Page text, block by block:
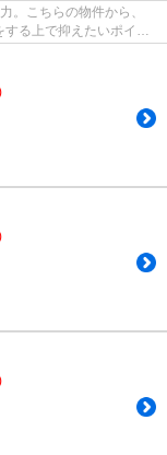
。こちらの物件から、
る上で抑えたいポイン